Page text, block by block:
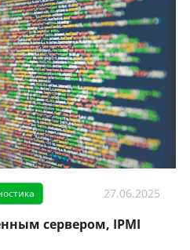
27.06.2025
сервером, IPMI